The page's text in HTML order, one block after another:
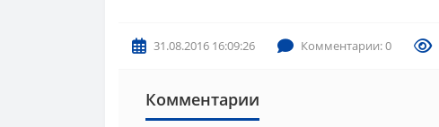
31.08.2016 16:09:26 Комментарии: 0
Комментарии